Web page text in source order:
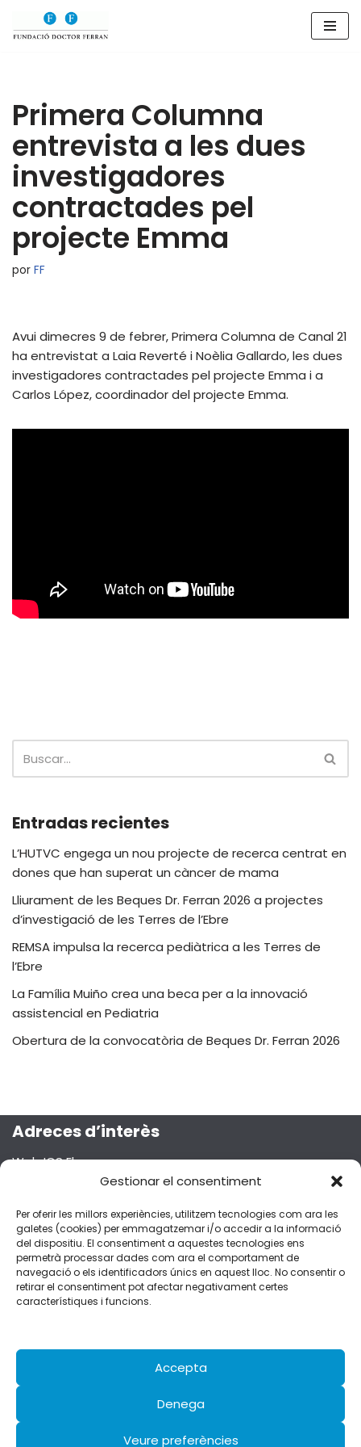
Gestionar el consentiment
Per oferir les millors experiències, utilitzem tecnologies com ara les
galetes (cookies) per emmagatzemar i/o accedir a la informació
del dispositiu. El consentiment a aquestes tecnologies ens
permetrà processar dades com ara el comportament de
navegació o els identificadors únics en aquest lloc. No consentir o
retirar el consentiment pot afectar negativament certes
característiques i funcions.
Accepta
Denega
Veure preferències
Saltar
Primera Columna
entrevista a les dues
investigadores
contractades pel
projecte Emma
por FF
Avui dimecres 9 de febrer, Primera Columna de Canal 21
ha entrevistat a Laia Reverté i Noèlia Gallardo, les dues
investigadores contractades pel projecte Emma i a
Carlos López, coordinador del projecte Emma.
Entradas recientes
L’HUTVC engega un nou projecte de recerca centrat en
dones que han superat un càncer de mama
Lliurament de les Beques Dr. Ferran 2026 a projectes
d’investigació de les Terres de l’Ebre
REMSA impulsa la recerca pediàtrica a les Terres de
l’Ebre
La Família Muiño crea una beca per a la innovació
assistencial en Pediatria
Obertura de la convocatòria de Beques Dr. Ferran 2026
Adreces d’interès
Web ICS Ebre
Projecte Emma
Segueix-nos a les xarxes socials!
Dades de contacte
Avís legal